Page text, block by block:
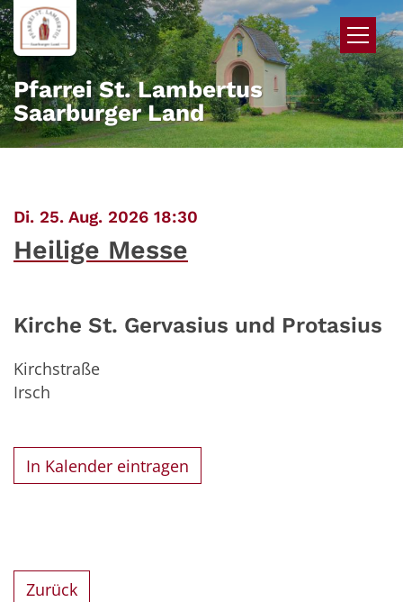
Zum Inhalt springen
Pfarrei St. Lambertus
Saarburger Land
Di. 25. Aug. 2026 18:30
Heilige Messe
Kirche St. Gervasius und Protasius
Kirchstraße
Irsch
In Kalender eintragen
Zurück